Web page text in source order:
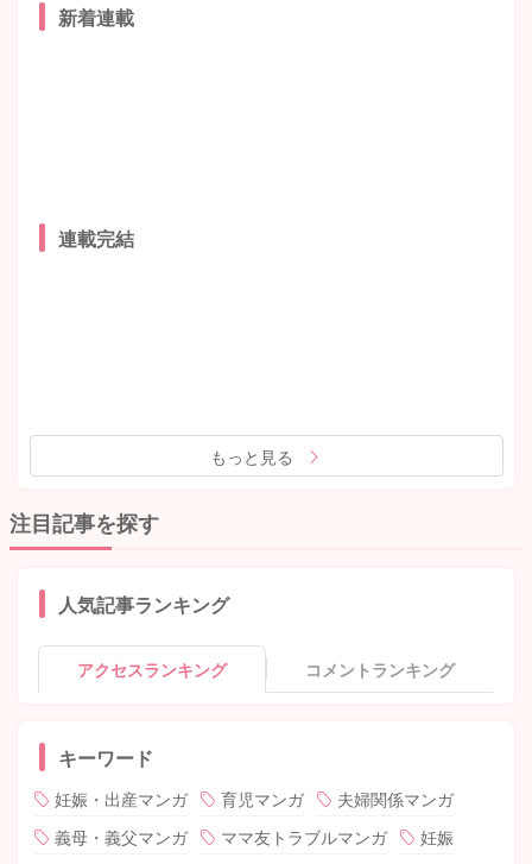
新着連載
連載完結
もっと見る
注目記事を探す
人気記事ランキング
アクセスランキング コメントランキング
キーワード
妊娠・出産マンガ 育児マンガ
夫婦関係マンガ
義母・義父マンガ
ママ友トラブルマンガ
妊娠